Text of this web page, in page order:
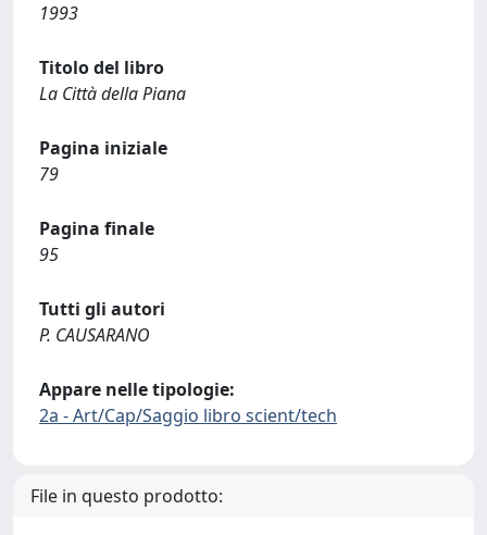
1993
Titolo del libro
La Città della Piana
Pagina iniziale
79
Pagina finale
95
Tutti gli autori
P. CAUSARANO
Appare nelle tipologie:
2a - Art/Cap/Saggio libro scient/tech
File in questo prodotto: